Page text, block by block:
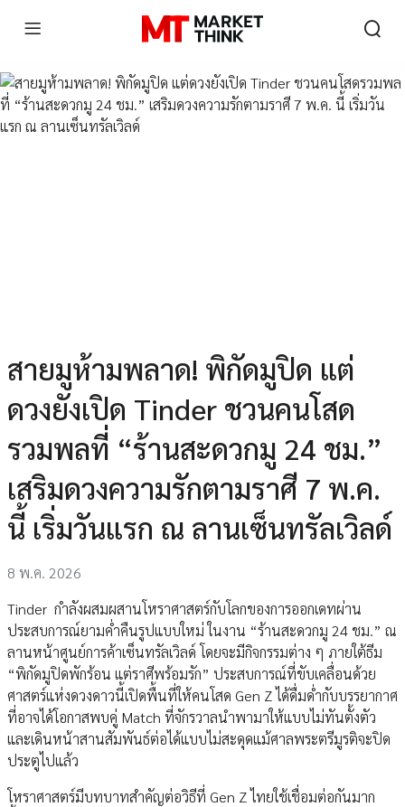
สายมูห้ามพลาด! พิกัดมูปิด แต่
ดวงยังเปิด Tinder ชวนคนโสด
รวมพลที่ “ร้านสะดวกมู 24 ชม.”
เสริมดวงความรักตามราศี 7 พ.ค.
นี้ เริ่มวันแรก ณ ลานเซ็นทรัลเวิลด์
8 พ.ค. 2026
Tinder กำลังผสมผสานโหราศาสตร์กับโลกของการออกเดทผ่าน
ประสบการณ์ยามค่ำคืนรูปแบบใหม่ ในงาน “ร้านสะดวกมู 24 ชม.” ณ
ลานหน้าศูนย์การค้าเซ็นทรัลเวิลด์ โดยจะมีกิจกรรมต่าง ๆ ภายใต้ธีม
“พิกัดมูปิดพักร้อน แต่ราศีพร้อมรัก” ประสบการณ์ที่ขับเคลื่อนด้วย
ศาสตร์แห่งดวงดาวนี้เปิดพื้นที่ให้คนโสด Gen Z ได้ดื่มด่ำกับบรรยากาศ
ที่อาจได้โอกาสพบคู่ Match ที่จักรวาลนำพามาให้แบบไม่ทันตั้งตัว
และเดินหน้าสานสัมพันธ์ต่อได้แบบไม่สะดุดแม้ศาลพระตรีมูรติจะปิด
ประตูไปแล้ว
โหราศาสตร์มีบทบาทสำคัญต่อวิธีที่ Gen Z ไทยใช้เชื่อมต่อกันมาก